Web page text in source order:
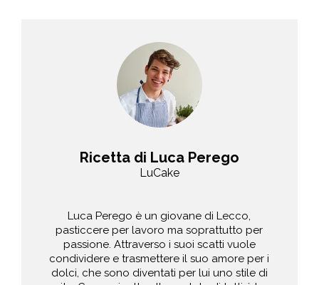
Ricetta di Luca Perego
LuCake
Luca Perego è un giovane di Lecco,
pasticcere per lavoro ma soprattutto per
passione. Attraverso i suoi scatti vuole
condividere e trasmettere il suo amore per i
dolci, che sono diventati per lui uno stile di